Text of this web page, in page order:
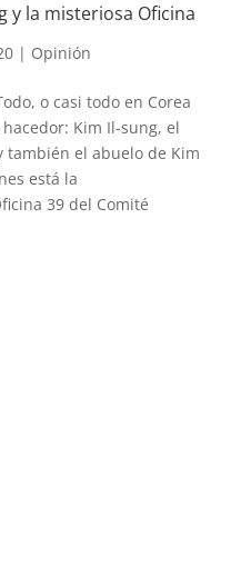
y la misteriosa Oficina
| Opinión
o casi todo en Corea
Kim Il-sung, el
el abuelo de Kim
está la
39 del Comité